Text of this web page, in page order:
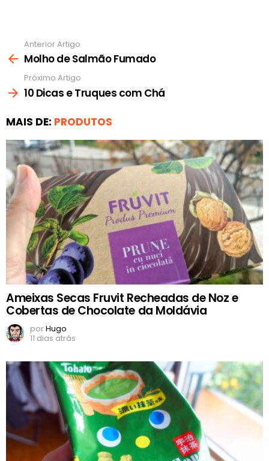
mais
Anterior Artigo
Molho de Salmão Fumado
Próximo Artigo
10 Dicas e Truques com Chá
MAIS DE: PRODUTOS
Ameixas Secas Fruvit Recheadas de Noz e
Cobertas de Chocolate da Moldávia
porHugo
11 dias atrás